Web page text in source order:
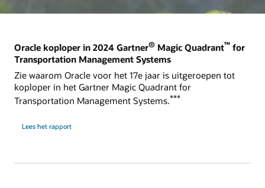
Oracle koploper in 2024 Gartner® Magic Quadrant™ for
Transportation Management Systems
Zie waarom Oracle voor het 17e jaar is uitgeroepen tot
koploper in het Gartner Magic Quadrant for
Transportation Management Systems.***
Lees het rapport